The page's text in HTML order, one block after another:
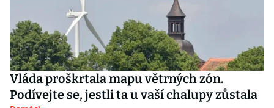
Vláda proškrtala mapu větrných zón.
Podívejte se, jestli ta u vaší chalupy zůstala